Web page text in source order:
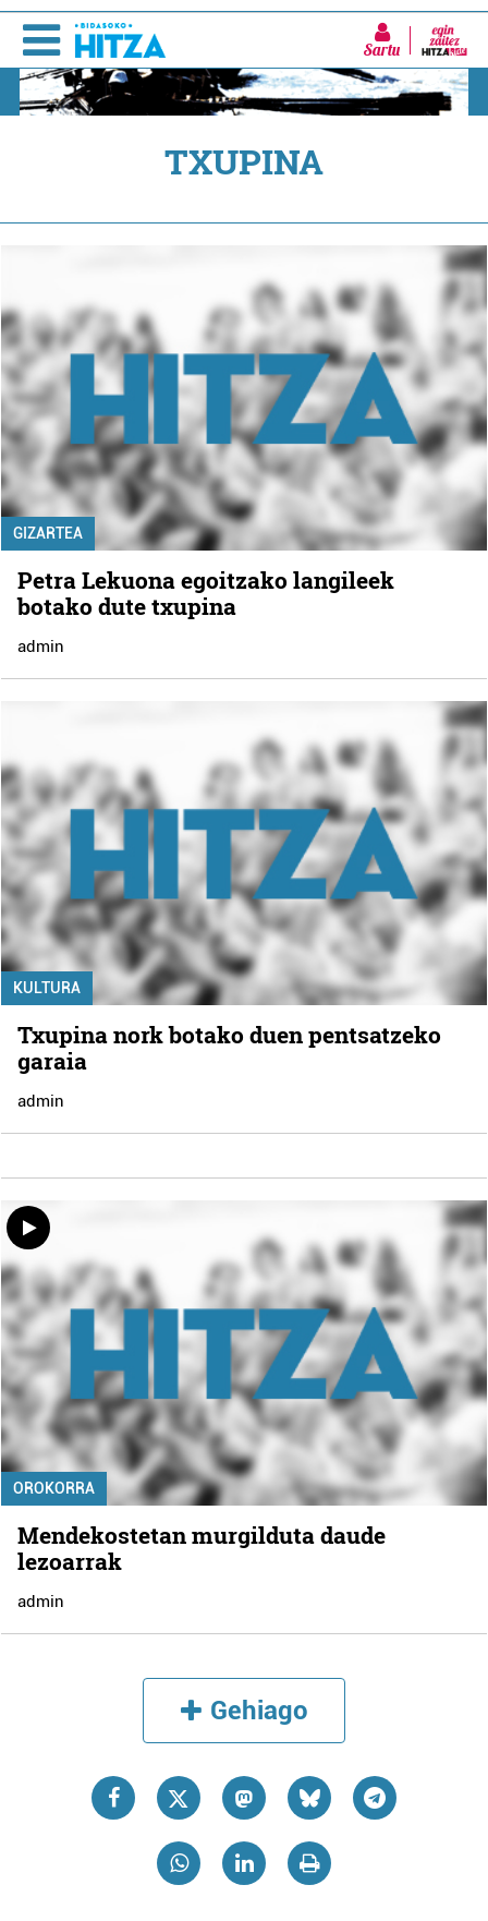
Sartu
TXUPINA
GIZARTEA
Petra Lekuona egoitzako langileek
botako dute txupina
admin
KULTURA
Txupina nork botako duen pentsatzeko
garaia
admin
OROKORRA
Mendekostetan murgilduta daude
lezoarrak
admin
Gehiago